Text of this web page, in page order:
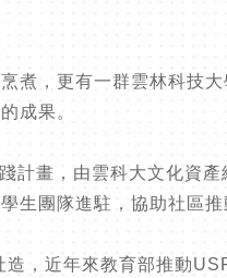
煮，更有一群雲林科技
成果。
畫，由雲科大文化資產
生團隊進駐，協助社區推
，近年來教育部推動